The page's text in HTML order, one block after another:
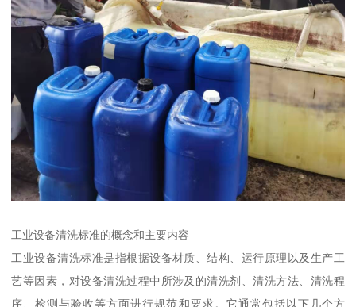
工业设备清洗标准的概念和主要内容
工业设备清洗标准是指根据设备材质、结构、运行原理以及生产工
艺等因素，对设备清洗过程中所涉及的清洗剂、清洗方法、清洗程
序、检测与验收等方面进行规范和要求。它通常包括以下几个方